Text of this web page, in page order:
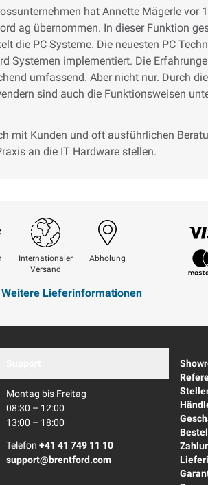
hat Annette Mägerle vor
ag übernommen. In dieser Funktion
die PC Systeme. Die neuesten PC
Systemen implementiert. Die
umfassend. Aber nicht nur. Durch
sind auch die Funktionsweisen
mit Kunden und oft ausführlichen
an die IT Hardware stellen.
Internationaler
Versand
Abholung
Weitere Lieferinformationen
Visum
Montag bis Freitag
08:30 – 12:00
13:00 – 18:00
Telefon +41 41 749 11 10
support@brentford.com